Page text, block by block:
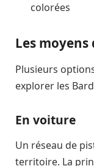
colorées
Les
Plusieurs
explorer les
En voiture
Un réseau de
territoire. La